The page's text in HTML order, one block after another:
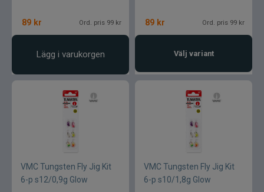
89 kr Ord. pris 99 kr
Lägg i varukorgen
89 kr Ord. pris 99 kr
Välj variant
VMC Tungsten Fly Jig Kit
6-p s12/0,9g Glow
VMC Tungsten Fly Jig Kit
6-p s10/1,8g Glow